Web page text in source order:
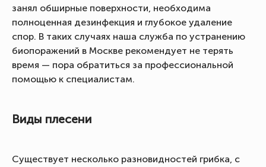
занял обширные поверхности, необходима
полноценная дезинфекция и глубокое удаление
спор. В таких случаях наша служба по устранению
биопоражений в Москве рекомендует не терять
время — пора обратиться за профессиональной
помощью к специалистам.
Виды плесени
Существует несколько разновидностей грибка, с